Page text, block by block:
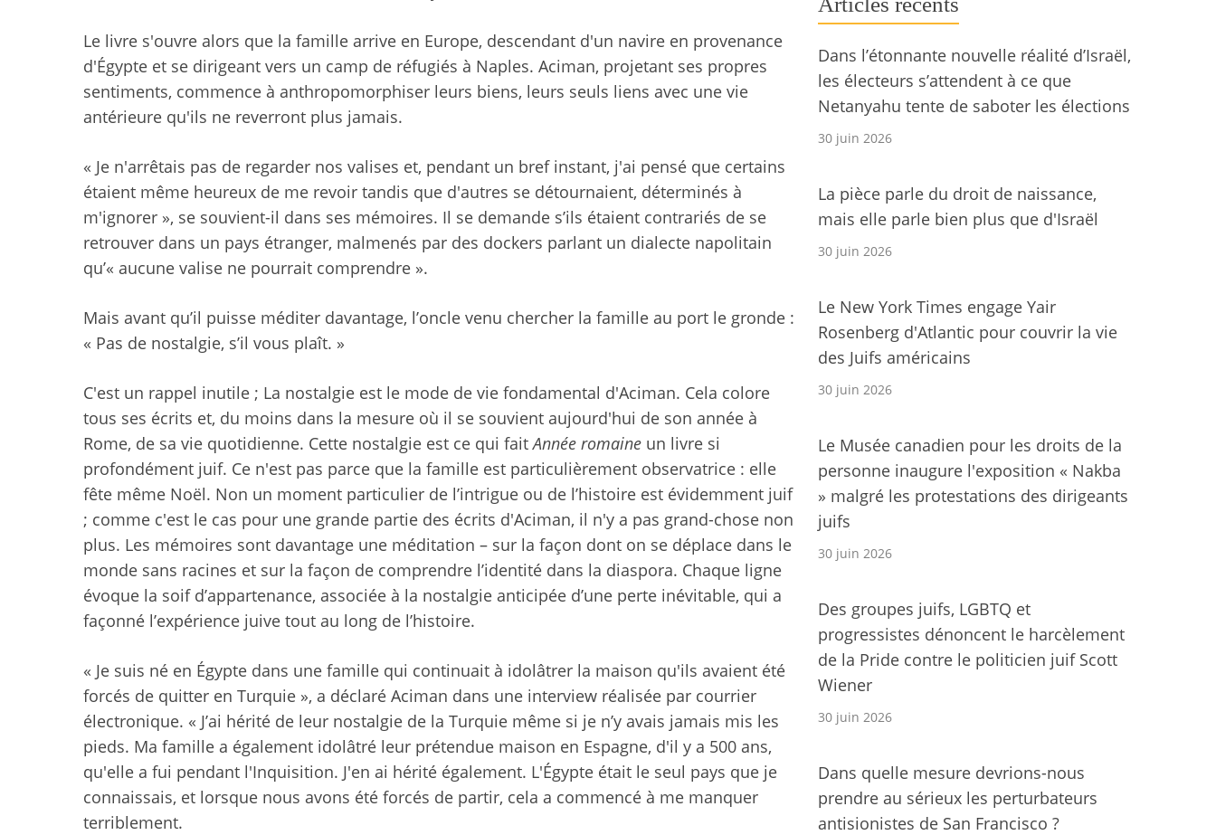
Le livre s'ouvre alors que la famille arrive en Europe, descendant d'un navire en provenance
d'Égypte et se dirigeant vers un camp de réfugiés à Naples. Aciman, projetant ses propres
sentiments, commence à anthropomorphiser leurs biens, leurs seuls liens avec une vie
antérieure qu'ils ne reverront plus jamais.
« Je n'arrêtais pas de regarder nos valises et, pendant un bref instant, j'ai pensé que certains
étaient même heureux de me revoir tandis que d'autres se détournaient, déterminés à
m'ignorer », se souvient-il dans ses mémoires. Il se demande s’ils étaient contrariés de se
retrouver dans un pays étranger, malmenés par des dockers parlant un dialecte napolitain
qu’« aucune valise ne pourrait comprendre ».
Mais avant qu’il puisse méditer davantage, l’oncle venu chercher la famille au port le gronde :
« Pas de nostalgie, s’il vous plaît. »
C'est un rappel inutile ; La nostalgie est le mode de vie fondamental d'Aciman. Cela colore
tous ses écrits et, du moins dans la mesure où il se souvient aujourd'hui de son année à
Rome, de sa vie quotidienne. Cette nostalgie est ce qui faitAnnée romaine un livre si
profondément juif. Ce n'est pas parce que la famille est particulièrement observatrice : elle
fête même Noël. Non un moment particulier de l’intrigue ou de l’histoire est évidemment juif
; comme c'est le cas pour une grande partie des écrits d'Aciman, il n'y a pas grand-chose non
plus. Les mémoires sont davantage une méditation – sur la façon dont on se déplace dans le
monde sans racines et sur la façon de comprendre l’identité dans la diaspora. Chaque ligne
évoque la soif d’appartenance, associée à la nostalgie anticipée d’une perte inévitable, qui a
façonné l’expérience juive tout au long de l’histoire.
« Je suis né en Égypte dans une famille qui continuait à idolâtrer la maison qu'ils avaient été
forcés de quitter en Turquie », a déclaré Aciman dans une interview réalisée par courrier
électronique. « J’ai hérité de leur nostalgie de la Turquie même si je n’y avais jamais mis les
pieds. Ma famille a également idolâtré leur prétendue maison en Espagne, d'il y a 500 ans,
qu'elle a fui pendant l'Inquisition. J'en ai hérité également. L'Égypte était le seul pays que je
connaissais, et lorsque nous avons été forcés de partir, cela a commencé à me manquer
terriblement.
Dans l’étonnante nouvelle réalité d’Israël,
les électeurs s’attendent à ce que
Netanyahu tente de saboter les élections
30 juin 2026
La pièce parle du droit de naissance,
mais elle parle bien plus que d'Israël
30 juin 2026
Le New York Times engage Yair
Rosenberg d'Atlantic pour couvrir la vie
des Juifs américains
30 juin 2026
Le Musée canadien pour les droits de la
personne inaugure l'exposition « Nakba
» malgré les protestations des dirigeants
juifs
30 juin 2026
Des groupes juifs, LGBTQ et
progressistes dénoncent le harcèlement
de la Pride contre le politicien juif Scott
Wiener
30 juin 2026
Dans quelle mesure devrions-nous
prendre au sérieux les perturbateurs
antisionistes de San Francisco ?